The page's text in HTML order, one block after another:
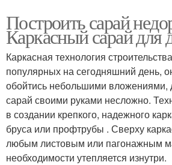
Построить сарай
Каркасный сарай для
Каркасная технология
популярных на сегодняшний день,
обойтись небольшими вложениями,
сарай своими руками несложно.
в создании крепкого, надежного
бруса или профтрубы . Сверху
любым листовым или пагонажным
необходимости утепляется изнутри.